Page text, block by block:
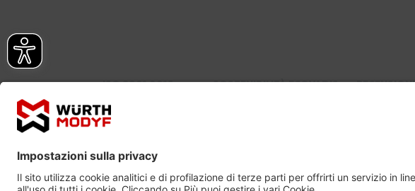
ISO 9001:2015 SOSTENIBILITÀ ECOVADIS